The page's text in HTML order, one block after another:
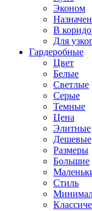
Эконом
В
Для
Гардеробные
Цвет
Белые
Светлые
Серые
Темные
Цена
Элитные
Дешевые
Размеры
Большие
Стиль